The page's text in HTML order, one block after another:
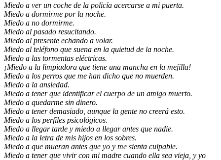
Miedo a ver un coche de la policía acercarse a mi puerta.
Miedo a dormirme por la noche.
Miedo a no dormirme.
Miedo al pasado resucitando.
Miedo al presente echando a volar.
Miedo al teléfono que suena en la quietud de la noche.
Miedo a las tormentas eléctricas.
¡Miedo a la limpiadora que tiene una mancha en la mejilla!
Miedo a los perros que me han dicho que no muerden.
Miedo a la ansiedad.
Miedo a tener que identificar el cuerpo de un amigo muerto.
Miedo a quedarme sin dinero.
Miedo a tener demasiado, aunque la gente no creerá esto.
Miedo a los perfiles psicológicos.
Miedo a llegar tarde y miedo a llegar antes que nadie.
Miedo a la letra de mis hijos en los sobres.
Miedo a que mueran antes que yo y me sienta culpable.
Miedo a tener que vivir con mi madre cuando ella sea vieja, y yo